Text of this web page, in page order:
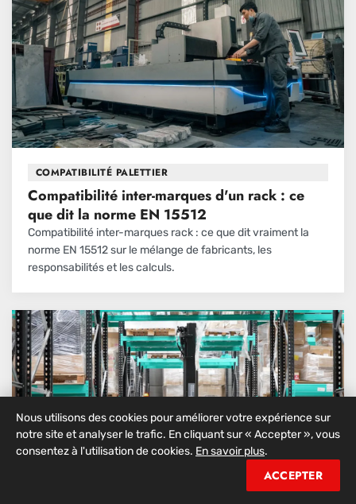
COMPATIBILITÉ PALETTIER
Compatibilité inter-marques d'un rack : ce
que dit la norme EN 15512
Compatibilité inter-marques rack : ce que dit vraiment la
norme EN 15512 sur le mélange de fabricants, les
responsabilités et les calculs.
Nous utilisons des cookies pour améliorer votre expérience sur
notre site et analyser le trafic. En cliquant sur « Accepter », vous
consentez à l'utilisation de cookies. En savoir plus.
ACCEPTER